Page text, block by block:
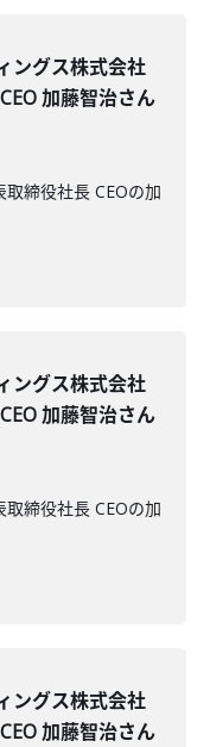
ングス株式会社
加藤智治さん
締役社長 CEOの加
ングス株式会社
加藤智治さん
締役社長 CEOの加
ングス株式会社
加藤智治さん